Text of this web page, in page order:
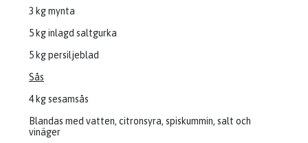
3 kg mynta
5 kg inlagd saltgurka
5 kg persiljeblad
Sås
4 kg sesamsås
Blandas med vatten, citronsyra, spiskummin, salt och
vinäger